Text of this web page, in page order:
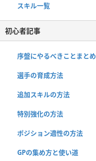
スキル一覧
初心者記事
序盤にやるべきことまとめ
選手の育成方法
追加スキルの方法
特別強化の方法
ポジション適性の方法
GPの集め方と使い道